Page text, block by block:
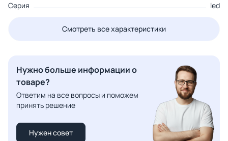
Серия
led
Смотреть все характеристики
Нужно больше информации о
товаре?
Ответим на все вопросы и поможем
принять решение
Нужен совет